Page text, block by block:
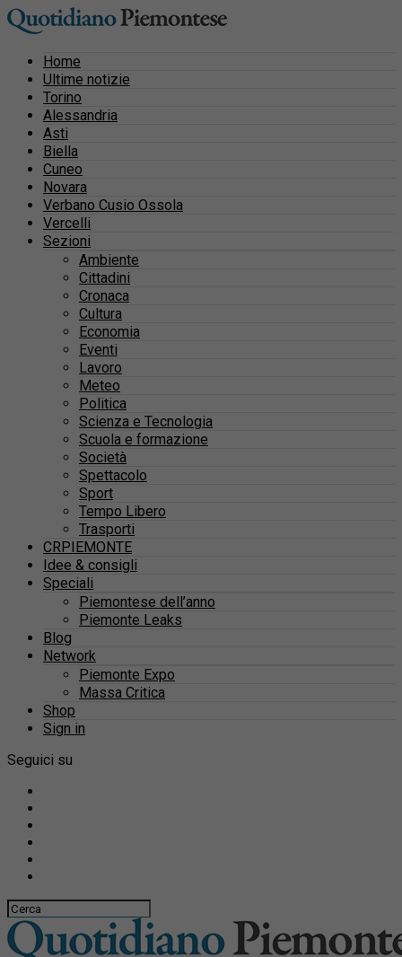
Home
Ultime notizie
Torino
Alessandria
Asti
Biella
Cuneo
Novara
Verbano Cusio Ossola
Vercelli
Sezioni
Ambiente
Cittadini
Cronaca
Cultura
Economia
Eventi
Lavoro
Meteo
Politica
Scienza e Tecnologia
Scuola e formazione
Società
Spettacolo
Sport
Tempo Libero
Trasporti
CRPIEMONTE
Idee & consigli
Speciali
Piemontese dell’anno
Piemonte Leaks
Blog
Network
Piemonte Expo
Massa Critica
Shop
Sign in
Seguici su